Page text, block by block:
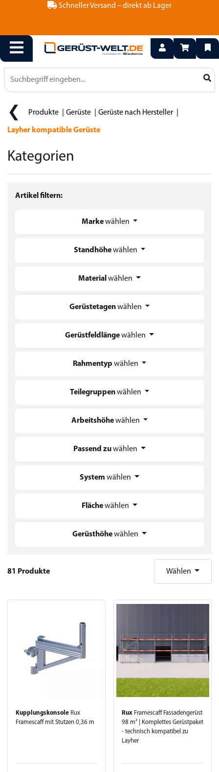
Schneller Versand – direkt ab Lager
Produkte Gerüste Gerüste nach Hersteller
Layher kompatible Gerüste
Kategorien
Artikel filtern:
Markewählen
Standhöhewählen
Material wählen
Gerüstetagenwählen
Gerüstfeldlängewählen
Rahmentyp wählen
Teilegruppenwählen
Arbeitshöhewählen
Passend zuwählen
System wählen
Flächewählen
Gerüsthöhewählen
81 Produkte Wählen
Kupplungskonsole Rux
Framescaff mit Stutzen 0,36 m
Rux Framescaff Fassadengerüst
98 m² | Komplettes Gerüstpaket
- technisch kompatibel zu
Layher